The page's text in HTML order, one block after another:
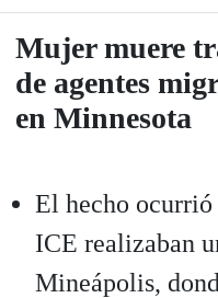
Mujer muere
de agentes
en Minnesota
El hecho
ICE realizaban
Mineápolis,